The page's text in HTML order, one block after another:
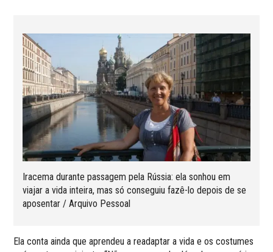
Iracema durante passagem pela Rússia: ela sonhou em
viajar a vida inteira, mas só conseguiu fazê-lo depois de se
aposentar / Arquivo Pessoal
Ela conta ainda que aprendeu a readaptar a vida e os costumes